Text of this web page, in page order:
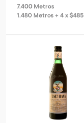
7.400 Metros
1.480 Metros + 4 x $485